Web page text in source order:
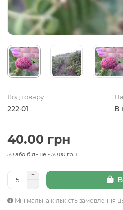
Код товару
222-01 В
40.00 грн
50 або більше - 30.00 грн
Мінімальна кількість замовлення